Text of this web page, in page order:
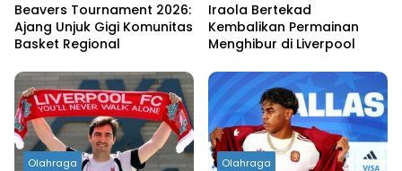
Beavers Tournament 2026:
Ajang Unjuk Gigi Komunitas
Basket Regional
Iraola Bertekad
Kembalikan Permainan
Menghibur di Liverpool
Olahraga Olahraga